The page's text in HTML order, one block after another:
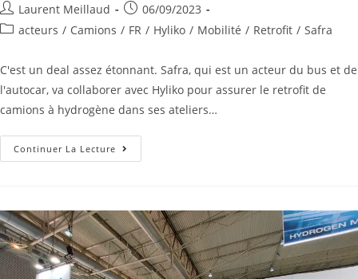
Laurent Meillaud
06/09/2023
acteurs / Camions / FR / Hyliko / Mobilité / Retrofit / Safra
C'est un deal assez étonnant. Safra, qui est un acteur du bus et de
l'autocar, va collaborer avec Hyliko pour assurer le retrofit de
camions à hydrogène dans ses ateliers…
Continuer La Lecture